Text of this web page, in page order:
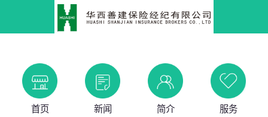
首页 新闻 简介 服务